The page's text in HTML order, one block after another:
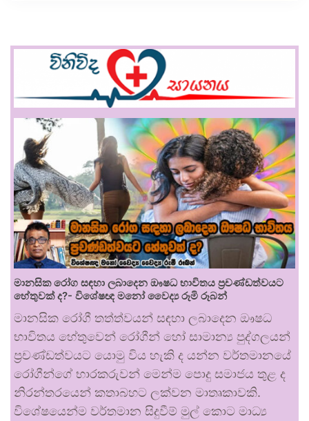
මානසික රෝග සඳහා ලබාදෙන ඖෂධ භාවිතය ප්‍රචණ්ඩත්වයට
හේතුවක් ද?- විශේෂඥ මනෝ වෛද්‍ය රූමි රූබන්
මානසික රෝගී තත්ත්වයන් සඳහා ලබාදෙන ඖෂධ
භාවිතය හේතුවෙන් රෝගීන් හෝ සාමාන්‍ය පුද්ගලයන්
ප්‍රචණ්ඩත්වයට යොමු විය හැකි ද යන්න වර්තමානයේ
රෝගීන්ගේ භාරකරුවන් මෙන්ම පොදු සමාජය තුළ ද
නිරන්තරයෙන් කතාබහට ලක්වන මාතෘකාවකි.
විශේෂයෙන්ම වර්තමාන සිදුවීම් මුල් කොට මාධ්‍ය